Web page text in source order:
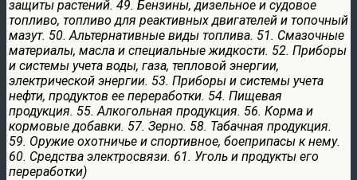
защиты растений. 49. Бензины, дизельное и судовое
топливо, топливо для реактивных двигателей и топочный
мазут. 50. Альтернативные виды топлива. 51. Смазочные
материалы, масла и специальные жидкости. 52. Приборы
и системы учета воды, газа, тепловой энергии,
электрической энергии. 53. Приборы и системы учета
нефти, продуктов ее переработки. 54. Пищевая
продукция. 55. Алкогольная продукция. 56. Корма и
кормовые добавки. 57. Зерно. 58. Табачная продукция.
59. Оружие охотничье и спортивное, боеприпасы к нему.
60. Средства электросвязи. 61. Уголь и продукты его
переработки)